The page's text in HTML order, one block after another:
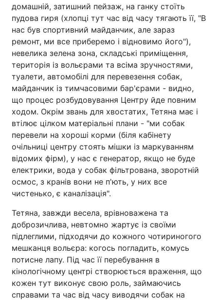
домашній, затишний пейзаж, на ганку стоїть
пудова гиря (хлопці тут час від часу тягають її, "В
нас був спортивний майданчик, але зараз
ремонт, ми все приберемо і відновимо його"),
невелика зелена зона, складські приміщення,
територія із вольєрами та всіма зручностями,
туалети, автомобілі для перевезення собак,
майданчик із тимчасовими бар'єрами - видно,
що процес розбудовування Центру йде повним
ходом. Окрім звань для хвостатих, Тетяна має і
втілює цілком матеріальні плани - "ми собак
перевели на хороші корми (біля кабінету
очільниці центру стоять мішки із маркуванням
відомих фірм), у нас є генератор, якщо не буде
електрики, вода у собак фільтрована, зворотній
осмос, з кранів вони не п'ють, у них все
чистенько, є каналізація".
Тетяна, завжди весела, врівноважена та
доброзичлива, невтомно жартує із своїми
підлеглими, підходячи до кожного чотириногого
мешканця вольєра: когось погладить, комусь
потисне лапу. Під час її перебування в
кінологічному центрі створюється враження, що
кожен тут виконує свою роль, займаючись
справами та час від часу виводячи собак на